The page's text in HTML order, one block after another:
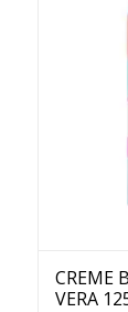
CREME
VERA